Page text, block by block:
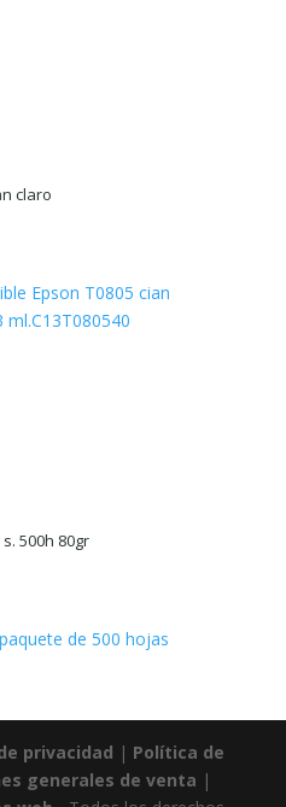
claro
Epson T0805 cian
ml.C13T080540
500h 80gr
de 500 hojas
privacidad | Política de
generales de venta |